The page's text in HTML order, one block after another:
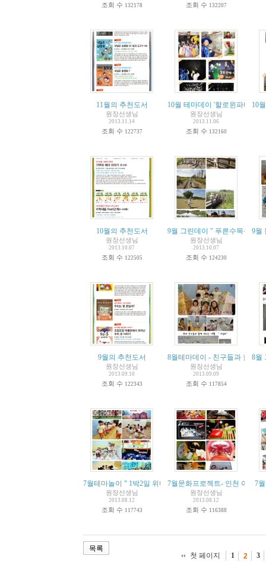
조회 수 132178 조회 수 132207
11월의 추천도서
원장선생님
2013.11.14
조회 수 122737
10월 테마데이 '할로윈파티'
원장선생님
2013.11.06
조회 수 132160
10
10월의 추천도서
원장선생님
2013.10.07
조회 수 122505
9월 그린데이 " 푸른수목원"
원장선생님
2013.10.07
조회 수 124230
9월
9월의 추천도서
원장선생님
2013.09.10
조회 수 122343
8월테마데이 - 친구들과 함께
원장선생님
2013.09.09
조회 수 117854
8월
7월테마놀이 " 1박2일 위버 리더십캠프"
원장선생님
2013.08.12
조회 수 117743
7월문화프로젝트- 인천 어린이
원장선생님
2013.08.12
조회 수 116388
7
목록
첫 페이지
1 2 3